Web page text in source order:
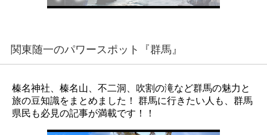
関東随一のパワースポット『群馬』
榛名神社、榛名山、不二洞、吹割の滝など群馬の魅力と
旅の豆知識をまとめました！ 群馬に行きたい人も、群馬
県民も必見の記事が満載です！！